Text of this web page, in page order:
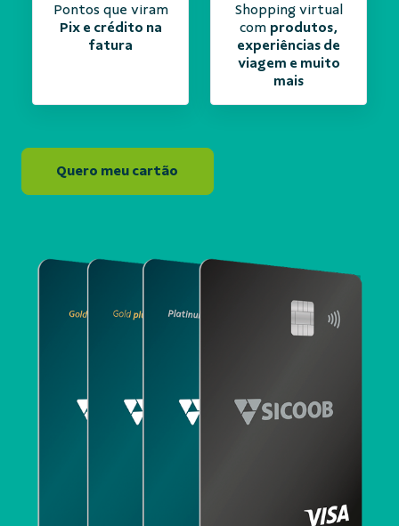
Pontos que viram
Pix e crédito na
fatura
Shopping virtual
com produtos,
experiências de
viagem e muito
mais
Quero meu cartão